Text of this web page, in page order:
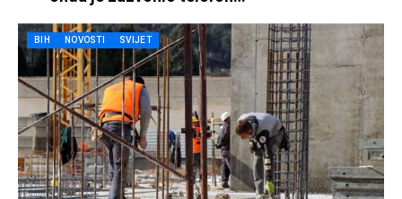
BIH NOVOSTI SVIJET